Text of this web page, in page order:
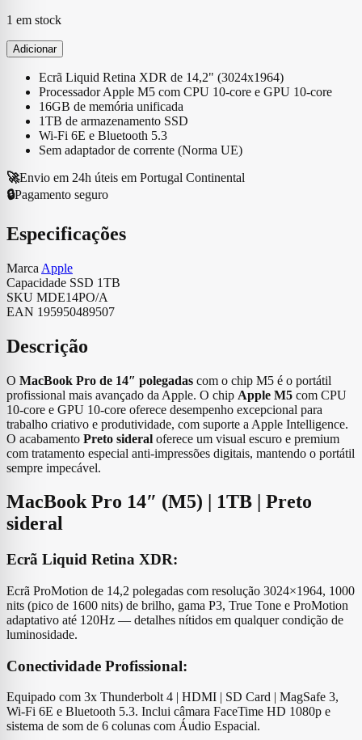
1 em stock
Adicionar
Ecrã Liquid Retina XDR de 14,2" (3024x1964)
Processador Apple M5 com CPU 10‑core e GPU 10‑core
16GB de memória unificada
1TB de armazenamento SSD
Wi-Fi 6E e Bluetooth 5.3
Sem adaptador de corrente (Norma UE)
🚀Envio em 24h úteis em Portugal Continental
🔒Pagamento seguro
Especificações
Marca Apple
Capacidade SSD 1TB
SKU MDE14PO/A
EAN 195950489507
Descrição
O MacBook Pro de 14″ polegadas com o chip M5 é o portátil
profissional mais avançado da Apple. O chip Apple M5 com CPU
10‑core e GPU 10‑core oferece desempenho excepcional para
trabalho criativo e produtividade, com suporte a Apple Intelligence.
O acabamento Preto sideral oferece um visual escuro e premium
com tratamento especial anti-impressões digitais, mantendo o portátil
sempre impecável.
MacBook Pro 14″ (M5) | 1TB | Preto
sideral
Ecrã Liquid Retina XDR:
Ecrã ProMotion de 14,2 polegadas com resolução 3024×1964, 1000
nits (pico de 1600 nits) de brilho, gama P3, True Tone e ProMotion
adaptativo até 120Hz — detalhes nítidos em qualquer condição de
luminosidade.
Conectividade Profissional:
Equipado com 3x Thunderbolt 4 | HDMI | SD Card | MagSafe 3,
Wi-Fi 6E e Bluetooth 5.3. Inclui câmara FaceTime HD 1080p e
sistema de som de 6 colunas com Áudio Espacial.